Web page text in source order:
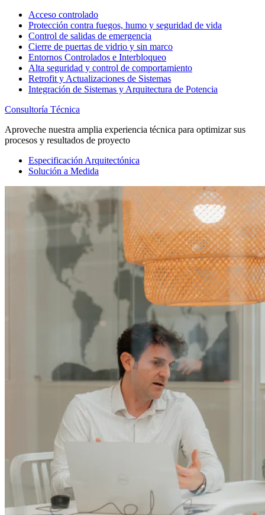
Acceso controlado
Protección contra fuegos, humo y seguridad de vida
Control de salidas de emergencia
Cierre de puertas de vidrio y sin marco
Entornos Controlados e Interbloqueo
Alta seguridad y control de comportamiento
Retrofit y Actualizaciones de Sistemas
Integración de Sistemas y Arquitectura de Potencia
Consultoría Técnica
Aproveche nuestra amplia experiencia técnica para optimizar sus
procesos y resultados de proyecto
Especificación Arquitectónica
Solución a Medida